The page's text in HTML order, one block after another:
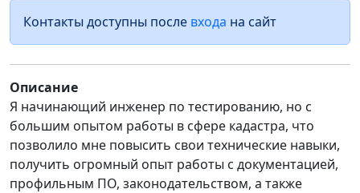
Контакты доступны после входа на сайт
Описание
Я начинающий инженер по тестированию, но с
большим опытом работы в сфере кадастра, что
позволило мне повысить свои технические навыки,
получить огромный опыт работы с документацией,
профильным ПО, законодательством, а также